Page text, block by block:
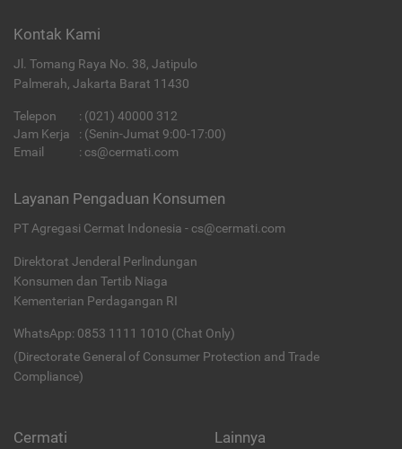
Kontak Kami
Jl. Tomang Raya No. 38, Jatipulo
Palmerah, Jakarta Barat 11430
Telepon : (021) 40000 312
Jam Kerja
: (Senin-Jumat 9:00-17:00)
Email
: cs@cermati.com
Layanan Pengaduan Konsumen
PT Agregasi Cermat Indonesia - cs@cermati.com
Direktorat Jenderal Perlindungan
Konsumen dan Tertib Niaga
Kementerian Perdagangan RI
WhatsApp: 0853 1111 1010 (Chat Only)
(Directorate General of Consumer Protection and Trade
Compliance)
Cermati Lainnya